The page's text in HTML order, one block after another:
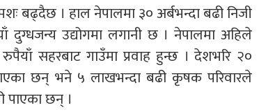
बढ्दैछ । हाल नेपालमा ३० अर्बभन्दा बढी निजी
दुग्धजन्य उद्योगमा लगानी छ । नेपालमा अहिले
सहरबाट गाउँमा प्रवाह हुन्छ । देशभरि २०
पाएका छन् भने ५ लाखभन्दा बढी कृषक परिवारले
पाएका छन् ।